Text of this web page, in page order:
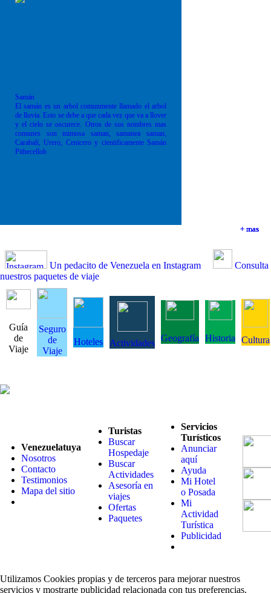
+ mas
+ mas
+ mas
Samán
El samán es un arbol comunmente llamado el arbol
de lluvia. Esto se debe a que cada vez que va a llover
y el cielo se oscurece. Otros de sus nombres mas
comunes son mimosa saman, samanea saman,
Carabalí, Urero, Cenicero y cientificamente Samán
Pithecellob
+ mas
Un pedacito de Venezuela en Instagram
Consulta
nuestros paquetes de viaje
Guía
de
Viaje
Seguro
de
Viaje
Hoteles Actividades Geografía Historia Cultura
Venezuelatuya
Nosotros
Contacto
Testimonios
Mapa del sitio
Turistas
Buscar
Hospedaje
Buscar
Actividades
Asesoría en
viajes
Ofertas
Paquetes
Servicios
Turísticos
Anunciar
aquí
Ayuda
Mi Hotel
o Posada
Mi
Actividad
Turística
Publicidad
Utilizamos Cookies propias y de terceros para mejorar nuestros
servicios y mostrarte publicidad relacionada con tus preferencias.